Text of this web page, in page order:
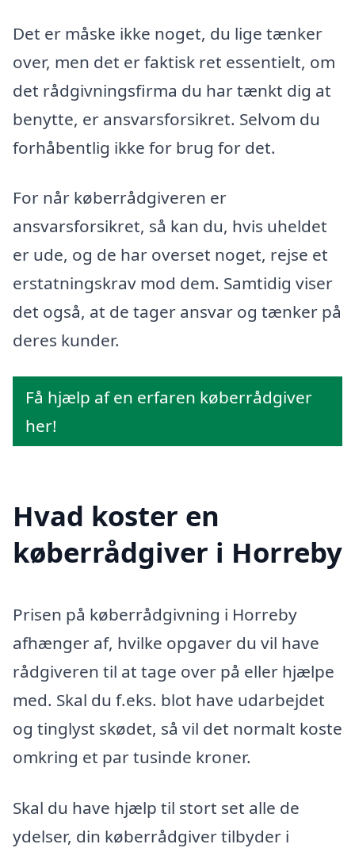
Det er måske ikke noget, du lige tænker
over, men det er faktisk ret essentielt, om
det rådgivningsfirma du har tænkt dig at
benytte, er ansvarsforsikret. Selvom du
forhåbentlig ikke for brug for det.
For når køberrådgiveren er
ansvarsforsikret, så kan du, hvis uheldet
er ude, og de har overset noget, rejse et
erstatningskrav mod dem. Samtidig viser
det også, at de tager ansvar og tænker på
deres kunder.
Få hjælp af en erfaren køberrådgiver
her!
Hvad koster en
køberrådgiver i Horreby
Prisen på køberrådgivning i Horreby
afhænger af, hvilke opgaver du vil have
rådgiveren til at tage over på eller hjælpe
med. Skal du f.eks. blot have udarbejdet
og tinglyst skødet, så vil det normalt koste
omkring et par tusinde kroner.
Skal du have hjælp til stort set alle de
ydelser, din køberrådgiver tilbyder i